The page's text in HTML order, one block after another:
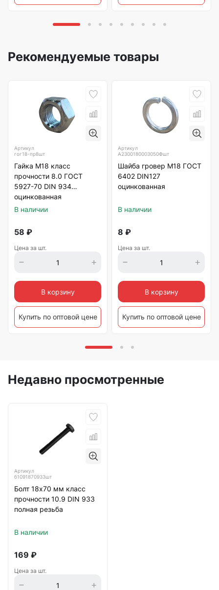
Рекомендуемые товары
Артикул
гог18-пр8шт
Гайка М18 класс
прочности 8.0 ГОСТ
5927-70 DIN 934
оцинкованная
В наличии
58 ₽
Цена за шт.
В корзину
Купить по оптовой цене
Артикул
А2300180003050Фшт
Шайба гровер М18 ГОСТ
6402 DIN127
оцинкованная
В наличии
8 ₽
Цена за шт.
В корзину
Купить по оптовой цене
Недавно просмотренные
Артикул
б1091870933шт
Болт 18х70 мм класс
прочности 10.9 DIN 933
полная резьба
В наличии
169 ₽
Цена за шт.